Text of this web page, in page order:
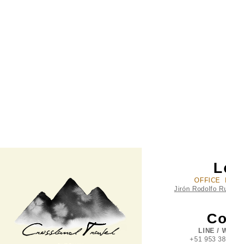
OFFICE
Jirón Rodolfo
LINE /
+51 953